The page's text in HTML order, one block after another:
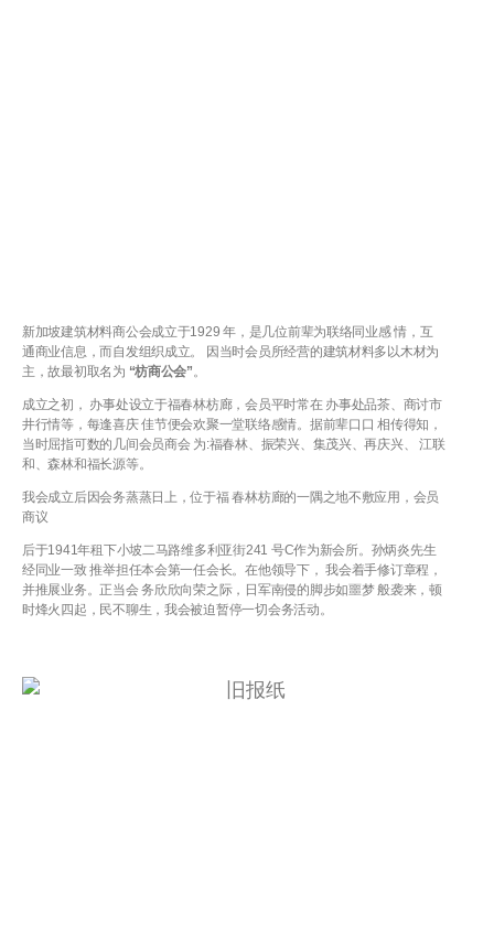
新加坡建筑材料商公会成立于1929 年，是几位前辈为联络同业感 情，互
通商业信息，而自发组织成立。 因当时会员所经营的建筑材料多以木材为
主，故最初取名为 “枋商公会”。
成立之初， 办事处设立于福春林枋廊，会员平时常在 办事处品茶、商讨市
井行情等，每逢喜庆 佳节便会欢聚一堂联络感情。据前辈口口 相传得知，
当时屈指可数的几间会员商会 为:福春林、振荣兴、集茂兴、再庆兴、 江联
和、森林和福长源等。
我会成立后因会务蒸蒸日上，位于福 春林枋廊的一隅之地不敷应用，会员
商议
后于1941年租下小坡二马路维多利亚街241 号C作为新会所。孙炳炎先生
经同业一致 推举担任本会第一任会长。在他领导下， 我会着手修订章程，
并推展业务。正当会 务欣欣向荣之际，日军南侵的脚步如噩梦 般袭来，顿
时烽火四起，民不聊生，我会被迫暂停一切会务活动。